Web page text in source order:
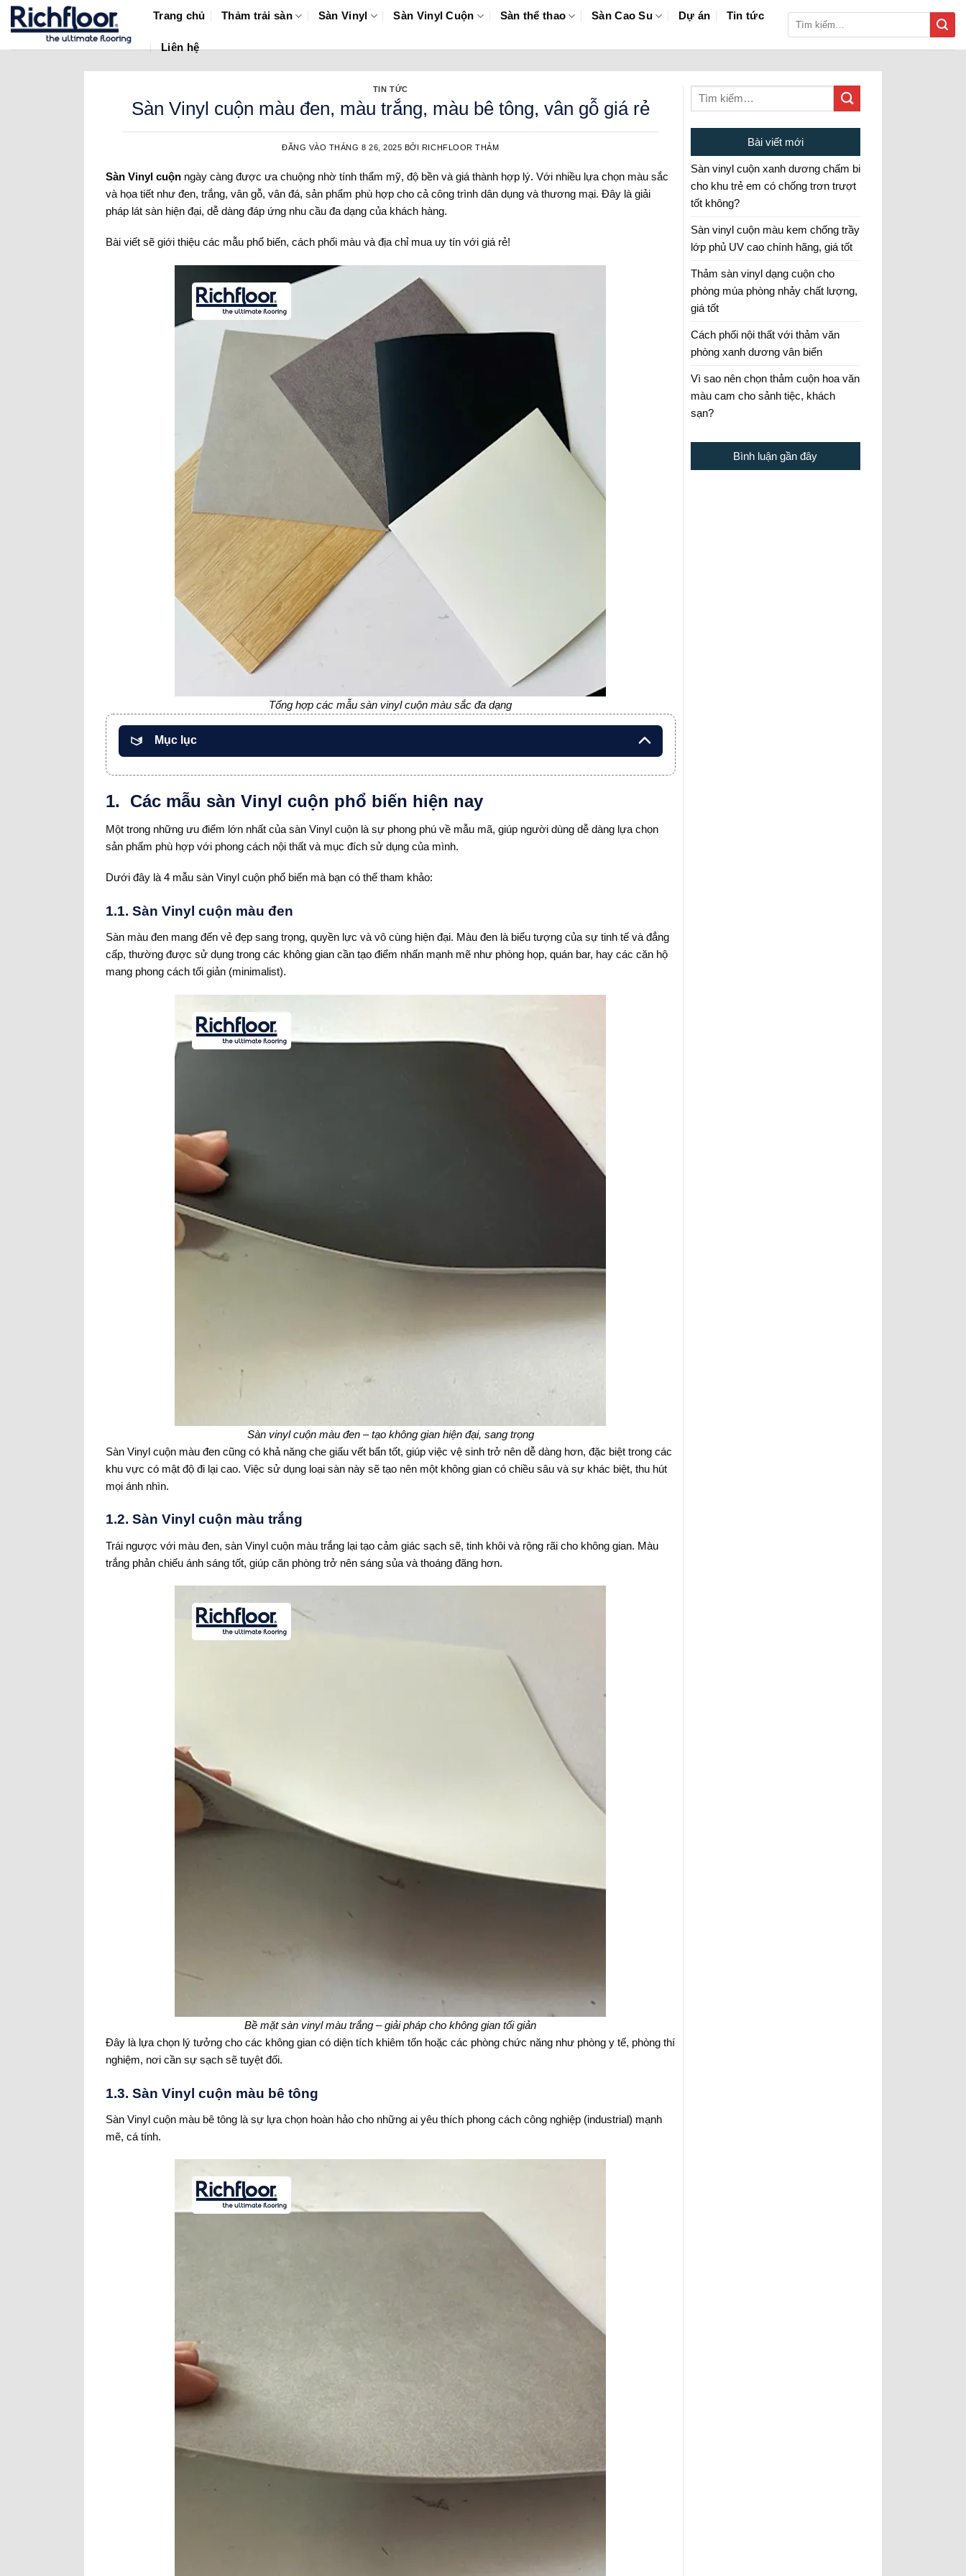
Bỏ
qua
Trang chủ Thảm trải sàn Sàn Vinyl Sàn Vinyl Cuộn Sàn thể thao Sàn Cao Su Dự án Tin tức
Liên hệ
TIN TỨC
Sàn Vinyl cuộn màu đen, màu trắng, màu bê tông, vân gỗ giá rẻ
ĐĂNG VÀO THÁNG 8 26, 2025 BỞI RICHFLOOR THẢM
Sàn Vinyl cuộn ngày càng được ưa chuộng nhờ tính thẩm mỹ, độ bền và giá thành hợp lý. Với nhiều lựa chọn màu sắc
và họa tiết như đen, trắng, vân gỗ, vân đá, sản phẩm phù hợp cho cả công trình dân dụng và thương mại. Đây là giải
pháp lát sàn hiện đại, dễ dàng đáp ứng nhu cầu đa dạng của khách hàng.
Bài viết sẽ giới thiệu các mẫu phổ biến, cách phối màu và địa chỉ mua uy tín với giá rẻ!
Tổng hợp các mẫu sàn vinyl cuộn màu sắc đa dạng
Mục lục
1. Các mẫu sàn Vinyl cuộn phổ biến hiện nay
Một trong những ưu điểm lớn nhất của sàn Vinyl cuộn là sự phong phú về mẫu mã, giúp người dùng dễ dàng lựa chọn
sản phẩm phù hợp với phong cách nội thất và mục đích sử dụng của mình.
Dưới đây là 4 mẫu sàn Vinyl cuộn phổ biến mà bạn có thể tham khảo:
1.1. Sàn Vinyl cuộn màu đen
Sàn màu đen mang đến vẻ đẹp sang trọng, quyền lực và vô cùng hiện đại. Màu đen là biểu tượng của sự tinh tế và đẳng
cấp, thường được sử dụng trong các không gian cần tạo điểm nhấn mạnh mẽ như phòng họp, quán bar, hay các căn hộ
mang phong cách tối giản (minimalist).
Sàn vinyl cuộn màu đen – tạo không gian hiện đại, sang trọng
Sàn Vinyl cuộn màu đen cũng có khả năng che giấu vết bẩn tốt, giúp việc vệ sinh trở nên dễ dàng hơn, đặc biệt trong các
khu vực có mật độ đi lại cao. Việc sử dụng loại sàn này sẽ tạo nên một không gian có chiều sâu và sự khác biệt, thu hút
mọi ánh nhìn.
1.2. Sàn Vinyl cuộn màu trắng
Trái ngược với màu đen, sàn Vinyl cuộn màu trắng lại tạo cảm giác sạch sẽ, tinh khôi và rộng rãi cho không gian. Màu
trắng phản chiếu ánh sáng tốt, giúp căn phòng trở nên sáng sủa và thoáng đãng hơn.
Bề mặt sàn vinyl màu trắng – giải pháp cho không gian tối giản
Đây là lựa chọn lý tưởng cho các không gian có diện tích khiêm tốn hoặc các phòng chức năng như phòng y tế, phòng thí
nghiệm, nơi cần sự sạch sẽ tuyệt đối.
1.3. Sàn Vinyl cuộn màu bê tông
Sàn Vinyl cuộn màu bê tông là sự lựa chọn hoàn hảo cho những ai yêu thích phong cách công nghiệp (industrial) mạnh
mẽ, cá tính.
Bài viết mới
Sàn vinyl cuộn xanh dương chấm bi
cho khu trẻ em có chống trơn trượt
tốt không?
Sàn vinyl cuộn màu kem chống trầy
lớp phủ UV cao chính hãng, giá tốt
Thảm sàn vinyl dạng cuộn cho
phòng múa phòng nhảy chất lượng,
giá tốt
Cách phối nội thất với thảm văn
phòng xanh dương vân biển
Vì sao nên chọn thảm cuộn hoa văn
màu cam cho sảnh tiệc, khách
sạn?
Bình luận gần đây